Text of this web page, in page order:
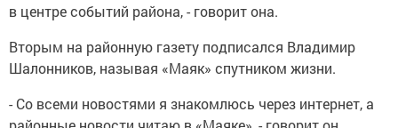
в центре событий района, - говорит она.
Вторым на районную газету подписался Владимир
Шалонников, называя «Маяк» спутником жизни.
- Со всеми новостями я знакомлюсь через интернет, а